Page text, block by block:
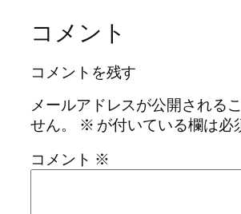
コメント
コメントを残す
メールアドレスが公開される
せん。
※ が付いている欄は必
コメント ※